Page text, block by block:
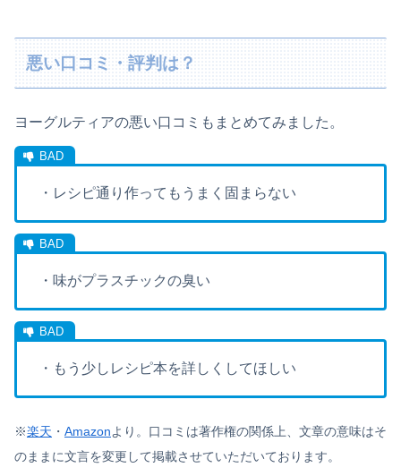
悪い口コミ・評判は？
ヨーグルティアの悪い口コミもまとめてみました。
・レシピ通り作ってもうまく固まらない
・味がプラスチックの臭い
・もう少しレシピ本を詳しくしてほしい
※楽天 ・ Amazonより。口コミは著作権の関係上、文章の意味はそ
のままに文言を変更して掲載させていただいております。